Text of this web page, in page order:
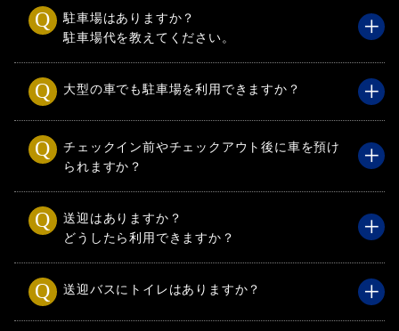
駐車場はありますか？
駐車場代を教えてください。
大型の車でも駐車場を利用できますか？
チェックイン前やチェックアウト後に車を預け
られますか？
送迎はありますか？
どうしたら利用できますか？
送迎バスにトイレはありますか？